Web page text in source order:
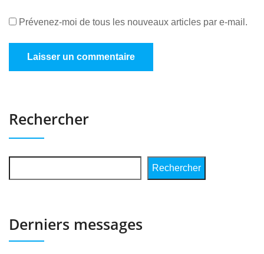
Prévenez-moi de tous les nouveaux articles par e-mail.
Rechercher
Rechercher
Derniers messages